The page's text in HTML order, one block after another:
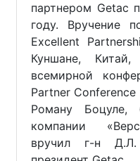
партнером Getac
году. Вручение
Excellent
Куншане,
всемирной
Partner
Роману Боцуле,
компании
вручил г-н